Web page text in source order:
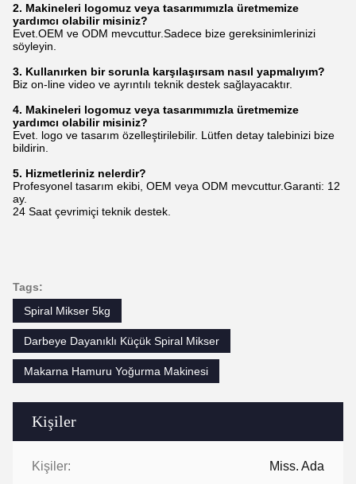
Kişiler
Kişiler: Miss. Ada
2. Makineleri logomuz veya tasarımımızla üretmemize
yardımcı olabilir misiniz?
Evet.OEM ve ODM mevcuttur.Sadece bize gereksinimlerinizi
söyleyin.
3. Kullanırken bir sorunla karşılaşırsam nasıl yapmalıyım?
Biz on-line video ve ayrıntılı teknik destek sağlayacaktır.
4. Makineleri logomuz veya tasarımımızla üretmemize
yardımcı olabilir misiniz?
Evet. logo ve tasarım özelleştirilebilir. Lütfen detay talebinizi bize
bildirin.
5. Hizmetleriniz nelerdir?
Profesyonel tasarım ekibi, OEM veya ODM mevcuttur.Garanti: 12
ay.
24 Saat çevrimiçi teknik destek.
Tags:
Spiral Mikser 5kg
Darbeye Dayanıklı Küçük Spiral Mikser
Makarna Hamuru Yoğurma Makinesi